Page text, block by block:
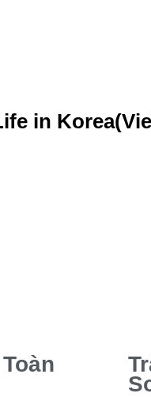
in